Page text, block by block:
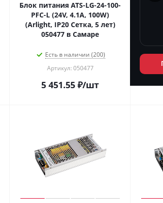
Блок питания ATS-LG-24-100-
PFC-L (24V, 4.1A, 100W)
(Arlight, IP20 Сетка, 5 лет)
050477 в Самаре
Есть в наличии (200)
Артикул: 050477
5 451.55 ₽/шт